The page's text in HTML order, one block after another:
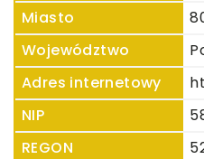
Miasto
Województwo
Adres internetowy
NIP
REGON